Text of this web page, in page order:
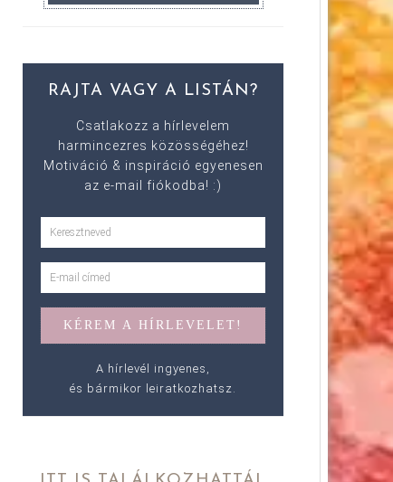
RAJTA VAGY A LISTÁN?
Csatlakozz a hírlevelem
harmincezres közösségéhez!
Motiváció & inspiráció egyenesen
az e-mail fiókodba! :)
A hírlevél ingyenes,
és bármikor leiratkozhatsz.